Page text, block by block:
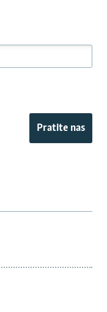
Pratite nas